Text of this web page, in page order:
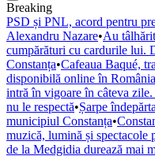
Breaking
PSD și PNL, acord pentru
Alexandru Nazare•Au
cumpărături cu cardurile lui.
Constanța•Cafeaua Baqué,
disponibilă online în România
intră în vigoare în câteva
nu le respectă•Șarpe
municipiul Constanța•
muzică, lumină și spectacole
de la Medgidia durează mai